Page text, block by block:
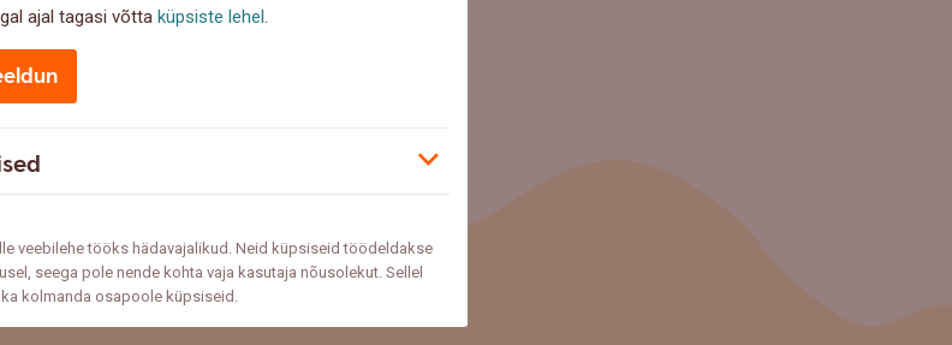
ajal tagasi võttaküpsiste lehel.
veebilehe tööks hädavajalikud. Neid küpsiseid töödeldakse
seega pole nende kohta vaja kasutaja nõusolekut. Sellel
kolmanda osapoole küpsiseid.